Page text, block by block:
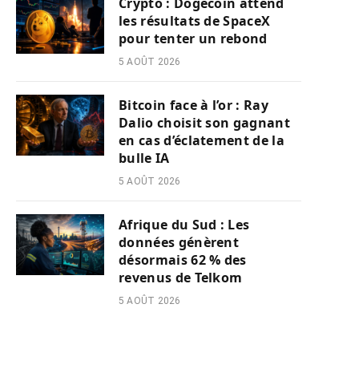
les résultats de SpaceX
pour tenter un rebond
5 AOÛT 2026
Bitcoin face à l’or : Ray
Dalio choisit son gagnant
en cas d’éclatement de la
bulle IA
5 AOÛT 2026
Afrique du Sud : Les
données génèrent
désormais 62 % des
revenus de Telkom
5 AOÛT 2026